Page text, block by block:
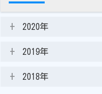
2020年
2019年
2018年